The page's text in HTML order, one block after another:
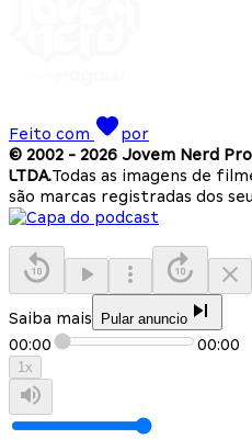
Feito com
por
© 2002 - 2026 Jovem Nerd
LTDA.Todas as imagens de
são marcas registradas dos
Saiba mais Pular anuncio
00:00 00:00
1x